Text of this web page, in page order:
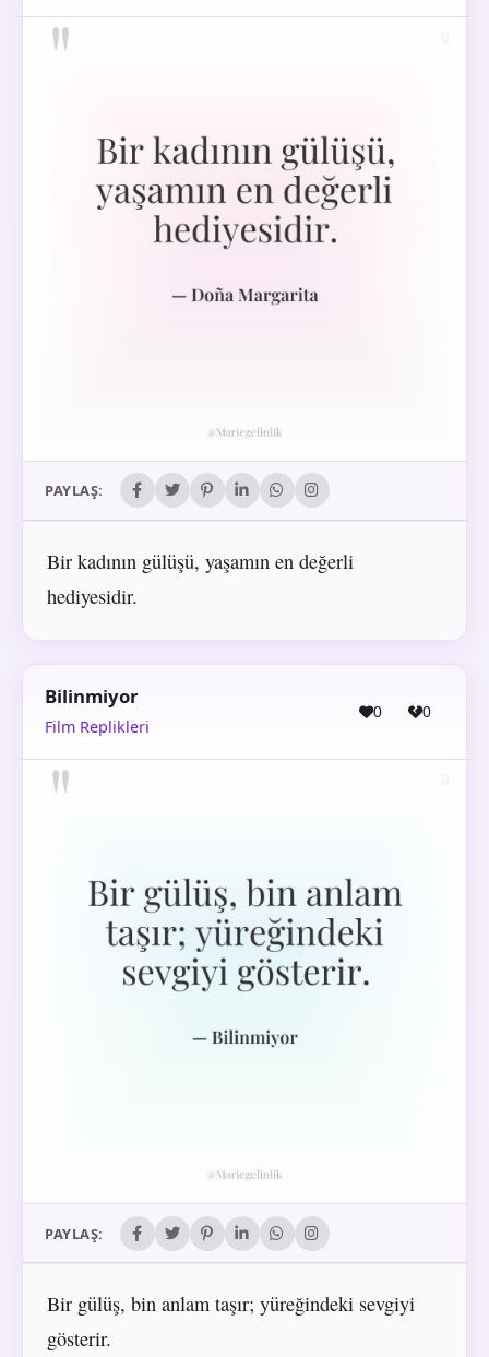
PAYLAŞ:
Bir kadının gülüşü, yaşamın en değerli
hediyesidir.
Bilinmiyor
Film Replikleri
0 0
PAYLAŞ:
Bir gülüş, bin anlam taşır; yüreğindeki sevgiyi
gösterir.